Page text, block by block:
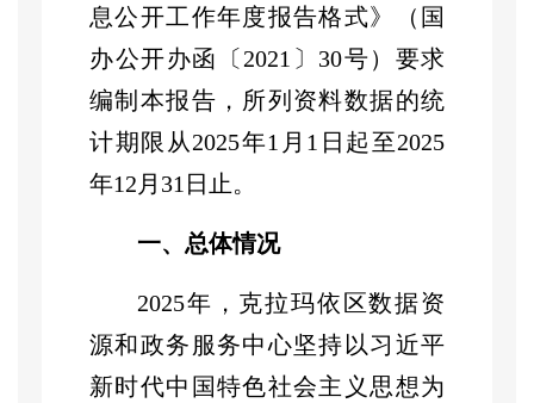
息公开工作年度报告格式》（国
办公开办函〔 2021 〕 30号）要求
编制本报告，所列资料数据的统
计期限从2025年1 月 1 日起至2025
年12 月 31 日止。
一、总体情况
2025年，克拉玛依 区数据资
源和政务服务中心坚持以习近平
新时代中国特色社会主义思想为